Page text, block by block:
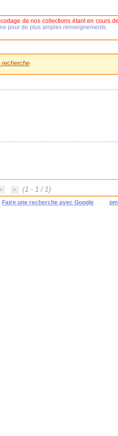
recherche
(1 - 1 / 1)
Faire une recherche avec Google
de nos collections étant en cours
pour de plus amples renseignements.